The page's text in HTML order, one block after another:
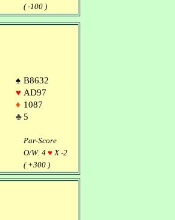
( -100 )
♠ B8632
♥ AD97
♦ 1087
♣5
Par-Score
O/W: 4 ♥ X -2
( +300 )